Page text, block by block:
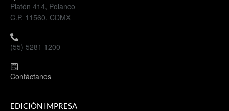
Platón 414, Polanco
C.P. 11560, CDMX
(55) 5281 1200
Contáctanos
EDICIÓN IMPRESA